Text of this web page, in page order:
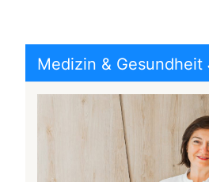
Medizin & Gesundheit